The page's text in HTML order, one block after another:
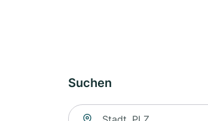
Suchen
Suche nach Ort